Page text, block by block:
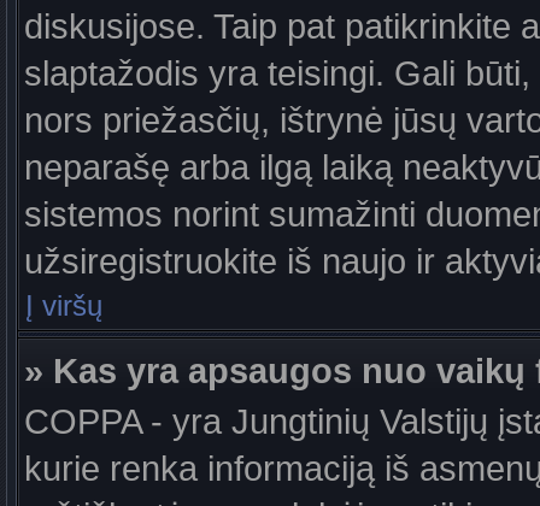
diskusijose. Taip pat patikrinkite
slaptažodis yra teisingi. Gali
nors priežasčių, ištrynė jūsų
neparašę arba ilgą laiką
sistemos norint sumažinti
užsiregistruokite iš naujo ir
Į viršų
» Kas yra apsaugos nuo vaikų
COPPA - yra Jungtinių Valstijų
kurie renka informaciją iš